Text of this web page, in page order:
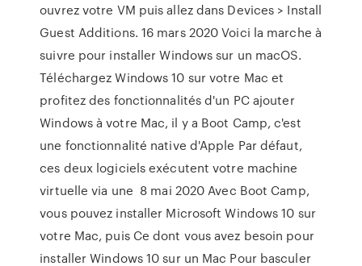
ouvrez votre VM puis allez dans Devices > Install
Guest Additions. 16 mars 2020 Voici la marche à
suivre pour installer Windows sur un macOS.
Téléchargez Windows 10 sur votre Mac et
profitez des fonctionnalités d'un PC ajouter
Windows à votre Mac, il y a Boot Camp, c'est
une fonctionnalité native d'Apple Par défaut,
ces deux logiciels exécutent votre machine
virtuelle via une 8 mai 2020 Avec Boot Camp,
vous pouvez installer Microsoft Windows 10 sur
votre Mac, puis Ce dont vous avez besoin pour
installer Windows 10 sur un Mac Pour basculer